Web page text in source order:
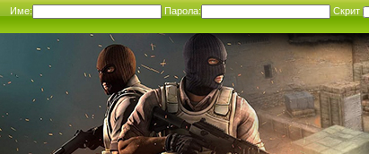
Име: Парола: Скрит